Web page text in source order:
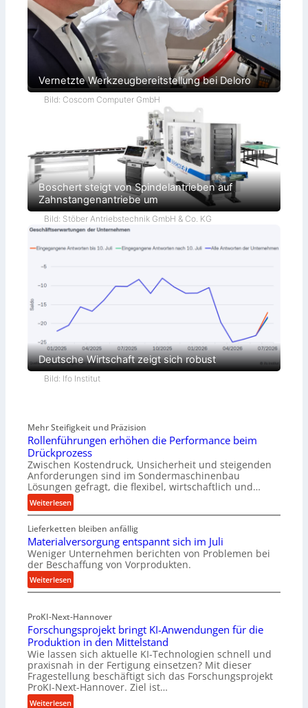
Vernetzte Werkzeugbereitstellung bei Deloro
Bild: Coscom Computer GmbH
Boschert steigt von Spindelantrieben auf
Zahnstangenantriebe um
Bild: Stöber Antriebstechnik GmbH & Co. KG
Deutsche Wirtschaft zeigt sich robust
Bild: Ifo Institut
Mehr Steifigkeit und Präzision
Rollenführungen erhöhen die Performance beim
Drückprozess
Zwischen Kostendruck, Unsicherheit und steigenden
Anforderungen sind im Sondermaschinenbau
Lösungen gefragt, die flexibel, wirtschaftlich und…
Weiterlesen:
R
o
l
l
e
n
f
h
r
u
n
g
e
n
Lieferketten bleiben anfällig
Materialversorgung entspannt sich im Juli
Weniger Unternehmen berichten von Problemen bei
der Beschaffung von Vorprodukten.
Weiterlesen:
M
t
e
r
i
a
l
v
ProKI-Next-Hannover
Forschungsprojekt bringt KI-Anwendungen für die
Produktion in den Mittelstand
Wie lassen sich aktuelle KI-Technologien schnell und
praxisnah in der Fertigung einsetzen? Mit dieser
Fragestellung beschäftigt sich das Forschungsprojekt
ProKI-Next-Hannover. Ziel ist…
Weiterlesen: